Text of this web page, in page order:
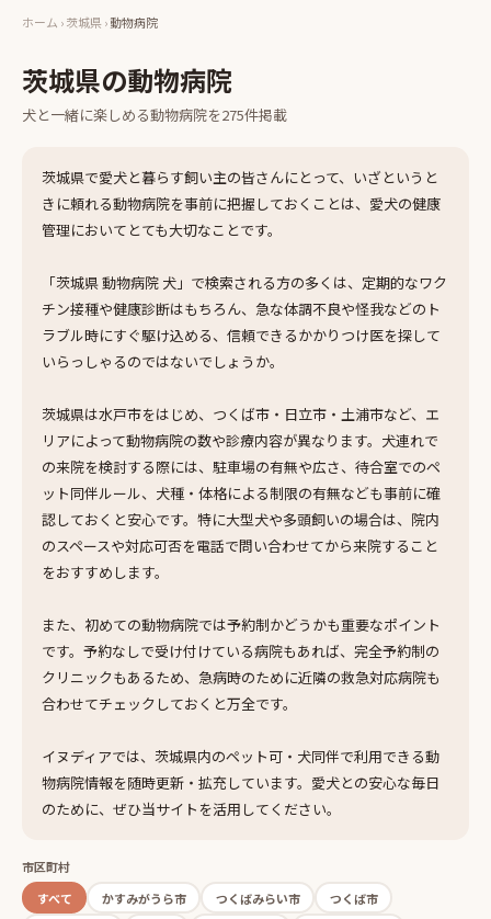
ホーム ›茨城県›動物病院
茨城県の動物病院
犬と一緒に楽しめる動物病院を275件掲載
茨城県で愛犬と暮らす飼い主の皆さんにとって、いざというと
きに頼れる動物病院を事前に把握しておくことは、愛犬の健康
管理においてとても大切なことです。
「茨城県 動物病院 犬」で検索される方の多くは、定期的なワク
チン接種や健康診断はもちろん、急な体調不良や怪我などのト
ラブル時にすぐ駆け込める、信頼できるかかりつけ医を探して
いらっしゃるのではないでしょうか。
茨城県は水戸市をはじめ、つくば市・日立市・土浦市など、エ
リアによって動物病院の数や診療内容が異なります。犬連れで
の来院を検討する際には、駐車場の有無や広さ、待合室でのペ
ット同伴ルール、犬種・体格による制限の有無なども事前に確
認しておくと安心です。特に大型犬や多頭飼いの場合は、院内
のスペースや対応可否を電話で問い合わせてから来院すること
をおすすめします。
また、初めての動物病院では予約制かどうかも重要なポイント
です。予約なしで受け付けている病院もあれば、完全予約制の
クリニックもあるため、急病時のために近隣の救急対応病院も
合わせてチェックしておくと万全です。
イヌディアでは、茨城県内のペット可・犬同伴で利用できる動
物病院情報を随時更新・拡充しています。愛犬との安心な毎日
のために、ぜひ当サイトを活用してください。
市区町村
すべて
かすみがうら市 つくばみらい市
つくば市